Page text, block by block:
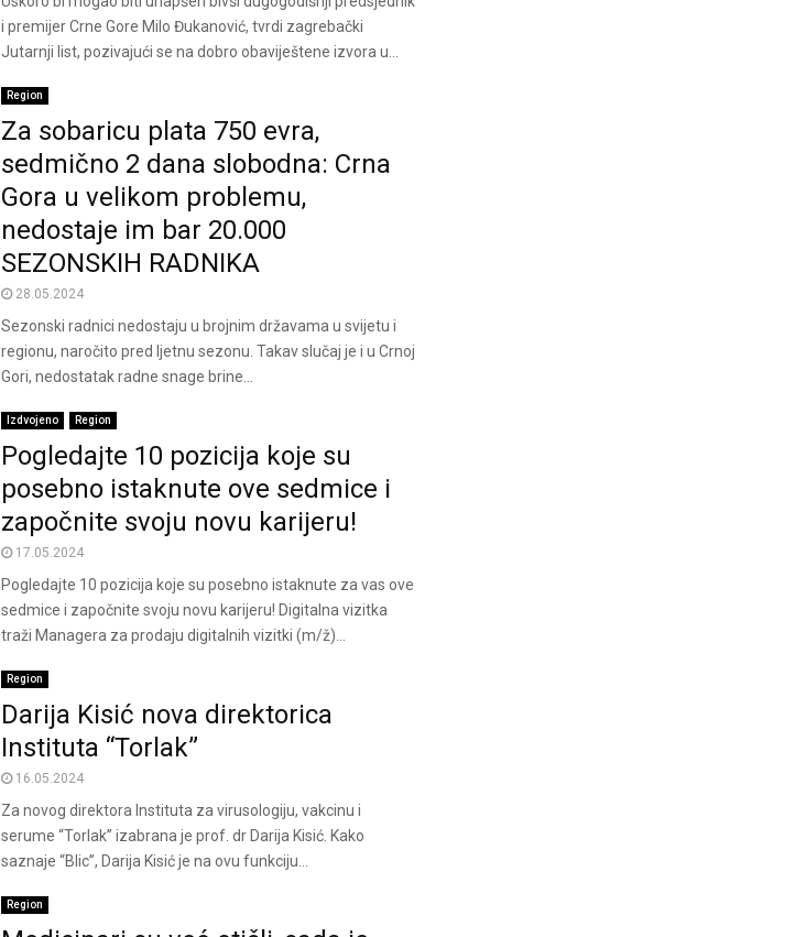
i premijer Crne Gore Milo Đukanović, tvrdi zagrebački
Jutarnji list, pozivajući se na dobro obaviještene izvora u...
Region
Za sobaricu plata 750 evra,
sedmično 2 dana slobodna: Crna
Gora u velikom problemu,
nedostaje im bar 20.000
SEZONSKIH RADNIKA
28.05.2024
Sezonski radnici nedostaju u brojnim državama u svijetu i
regionu, naročito pred ljetnu sezonu. Takav slučaj je i u Crnoj
Gori, nedostatak radne snage brine...
Izdvojeno Region
Pogledajte 10 pozicija koje su
posebno istaknute ove sedmice i
započnite svoju novu karijeru!
17.05.2024
Pogledajte 10 pozicija koje su posebno istaknute za vas ove
sedmice i započnite svoju novu karijeru! Digitalna vizitka
traži Managera za prodaju digitalnih vizitki (m/ž)...
Region
Darija Kisić nova direktorica
Instituta “Torlak”
16.05.2024
Za novog direktora Instituta za virusologiju, vakcinu i
serume “Torlak” izabrana je prof. dr Darija Kisić. Kako
saznaje “Blic”, Darija Kisić je na ovu funkciju...
Region